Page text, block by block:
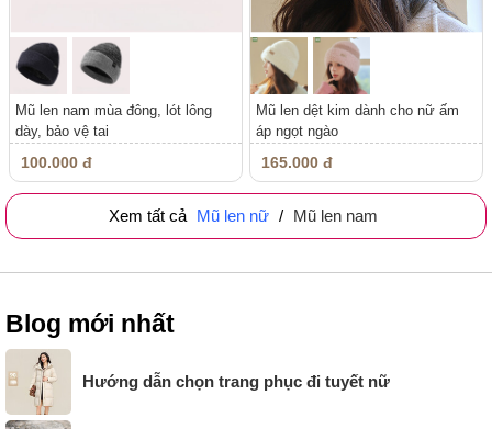
Mũ len nam mùa đông, lót lông
dày, bảo vệ tai
100.000 đ
Mũ len dệt kim dành cho nữ ấm
áp ngọt ngào
165.000 đ
Xem tất cả Mũ len nữ / Mũ len nam
Blog mới nhất
Hướng dẫn chọn trang phục đi tuyết nữ